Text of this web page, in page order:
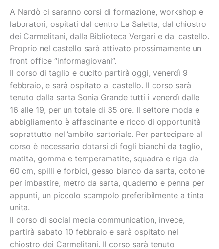
A Nardò ci saranno corsi di formazione, workshop e
laboratori, ospitati dal centro La Saletta, dal chiostro
dei Carmelitani, dalla Biblioteca Vergari e dal castello.
Proprio nel castello sarà attivato prossimamente un
front office “informagiovani”.
Il corso di taglio e cucito partirà oggi, venerdì 9
febbraio, e sarà ospitato al castello. Il corso sarà
tenuto dalla sarta Sonia Grande tutti i venerdì dalle
16 alle 19, per un totale di 35 ore. Il settore moda e
abbigliamento è affascinante e ricco di opportunità
soprattutto nell’ambito sartoriale. Per partecipare al
corso è necessario dotarsi di fogli bianchi da taglio,
matita, gomma e temperamatite, squadra e riga da
60 cm, spilli e forbici, gesso bianco da sarta, cotone
per imbastire, metro da sarta, quaderno e penna per
appunti, un piccolo scampolo preferibilmente a tinta
unita.
Il corso di social media communication, invece,
partirà sabato 10 febbraio e sarà ospitato nel
chiostro dei Carmelitani. Il corso sarà tenuto